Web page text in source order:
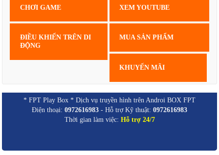
CHƠI GAME XEM YOUTUBE
ĐIỀU KHIỂN TRÊN DI
ĐỘNG
MUA SẢN PHẨM
KHUYẾN MÃI
* FPT Play Box * Dịch vụ truyền hình trên Androi BOX FPT
Điện thoại: 0972616983 - Hỗ trợ Kỹ thuật: 0972616983
Thời gian làm việc: Hỗ trợ 24/7